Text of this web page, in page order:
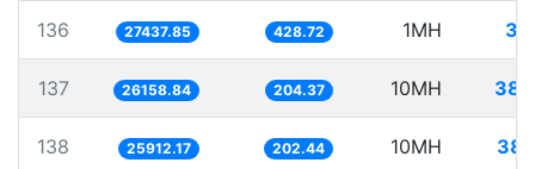
136 27437.85 428.72 1MH
137 26158.84 204.37 10MH
138 25912.17 202.44 10MH